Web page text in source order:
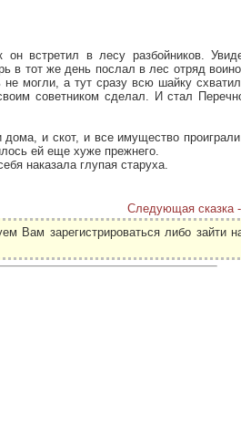
он встретил в лесу разбойников.
в тот же день послал в лес отряд
могли, а тут сразу всю шайку
советником сделал. И стал
и скот, и все имущество
ей еще хуже прежнего.
наказала глупая старуха.
Следующая сказка
Вам зарегистрироваться либо зайти